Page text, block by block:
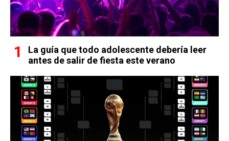
La guía que todo adolescente debería leer
antes de salir de fiesta este verano